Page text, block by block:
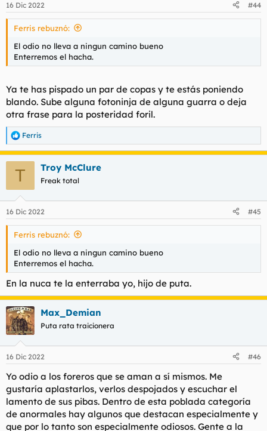
e
s
16 Dic 2022 #44
Ferris rebuznó:
El odio no lleva a ningun camino bueno
Enterremos el hacha.
Ya te has pispado un par de copas y te estás poniendo
blando. Sube alguna fotoninja de alguna guarra o deja
otra frase para la posteridad foril.
R
e
a
e
s
Ferris
T Troy McClure
Freak total
16 Dic 2022 #45
Ferris rebuznó:
El odio no lleva a ningun camino bueno
Enterremos el hacha.
En la nuca te la enterraba yo, hijo de puta.
Max_Demian
Puta rata traicionera
16 Dic 2022 #46
Yo odio a los foreros que se aman a sí mismos. Me
gustaría aplastarlos, verlos despojados y escuchar el
lamento de sus pibas. Dentro de esta poblada categoría
de anormales hay algunos que destacan especialmente y
que por lo tanto son especialmente odiosos. Gente a la